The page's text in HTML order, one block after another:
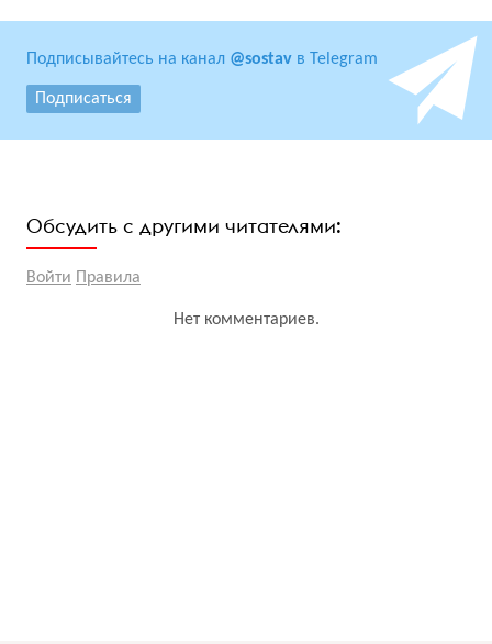
Подписывайтесь на канал @sostav в Telegram
Подписаться
Обсудить с другими читателями:
Войти Правила
Нет комментариев.